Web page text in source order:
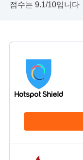
점수는 9.1/10입니다